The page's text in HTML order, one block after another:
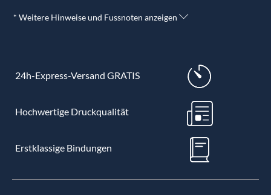
* Weitere Hinweise und Fussnoten anzeigen
24h-Express-Versand GRATIS
Hochwertige Druckqualität
Erstklassige Bindungen